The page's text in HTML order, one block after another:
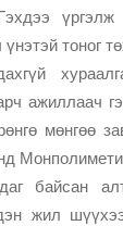
тоног
ажиллаач
мөнгөө
байсан
жил